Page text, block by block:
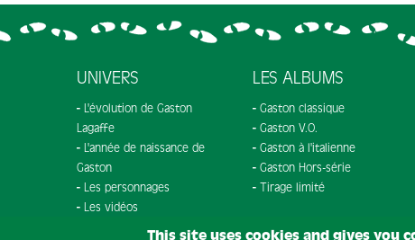
UNIVERS
L'évolution de Gaston
Lagaffe
L'année de naissance de
Gaston
Les personnages
Les vidéos
LES ALBUMS
Gaston classique
Gaston V.O.
Gaston à l'italienne
Gaston Hors-série
Tirage limité
This site uses cookies and gives